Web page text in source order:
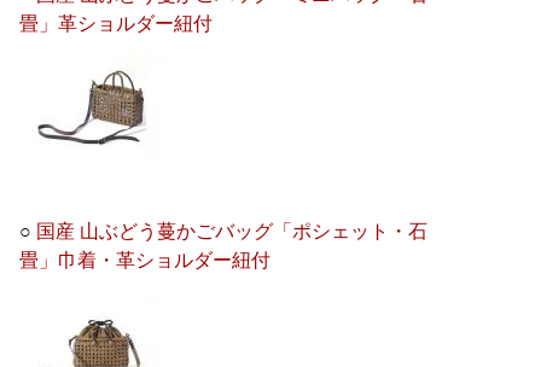
畳」革ショルダー紐付
○ 国産 山ぶどう蔓かごバッグ「ポシェット・石
畳」巾着・革ショルダー紐付